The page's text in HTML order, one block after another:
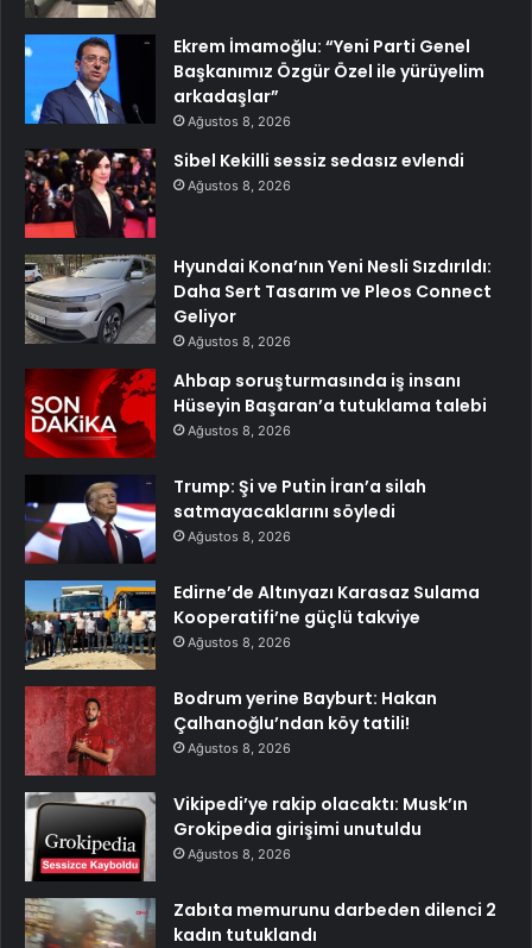
Ekrem İmamoğlu: “Yeni Parti Genel
Başkanımız Özgür Özel ile yürüyelim
arkadaşlar”
Ağustos 8, 2026
Sibel Kekilli sessiz sedasız evlendi
Ağustos 8, 2026
Hyundai Kona’nın Yeni Nesli Sızdırıldı:
Daha Sert Tasarım ve Pleos Connect
Geliyor
Ağustos 8, 2026
Ahbap soruşturmasında iş insanı
Hüseyin Başaran’a tutuklama talebi
Ağustos 8, 2026
Trump: Şi ve Putin İran’a silah
satmayacaklarını söyledi
Ağustos 8, 2026
Edirne’de Altınyazı Karasaz Sulama
Kooperatifi’ne güçlü takviye
Ağustos 8, 2026
Bodrum yerine Bayburt: Hakan
Çalhanoğlu’ndan köy tatili!
Ağustos 8, 2026
Vikipedi’ye rakip olacaktı: Musk’ın
Grokipedia girişimi unutuldu
Ağustos 8, 2026
Zabıta memurunu darbeden dilenci 2
kadın tutuklandı